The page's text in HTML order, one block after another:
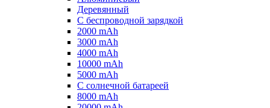
Деревянный
С беспроводной зарядкой
2000 mAh
3000 mAh
4000 mAh
10000 mAh
5000 mAh
С солнечной батареей
8000 mAh